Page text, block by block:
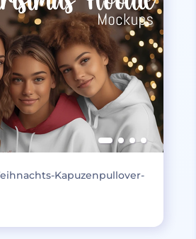
Kapuzenpullover-